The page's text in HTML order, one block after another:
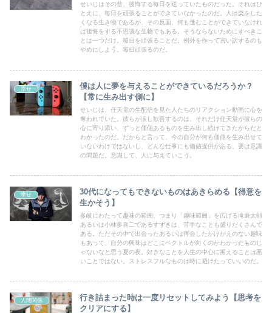
せいじはその昔、後悔する毎日を送っていたものだった。それはひ
とえに、毎日を頑張ることができていなかったのだ。人は楽をした
くなる生き物であるが、その反面、何も進むことができていなけれ
ば後悔をする不思議な生物でもある。そうならないためにすべきこ
とは一つだけ。毎日を頑張ることだ。例外を作って言い訳するのも
やめにしよう。毎日頑張るのだ。
幸せ
僕は人に夢を与えることができているだろうか？
【常に生み出す側に】
せいじは、任天堂の生配信を見た人たちのリアクション動画に心を
奪われていた。彼らが涙し歓喜するのは、それだけ任天堂が彼らの
心に寄り添い、ずっと価値あるものを生み出し続けてきたからだと
わかったのだ。だからと言って、今の自分が何も価値を生み出せて
いないわけではないし、どんな仕事にも価値提供がある。要は意識
の問題だ。意識して、人に与えていこう。
幸せ
30代になってもできないものはあきらめる【得意を
生かそう】
多岐にわたって趣味の範囲、つまり「趣味範囲」を広げる滝廉太郎
あるいは小林多喜二であるすずきは、苦手なことも盛りだくさんで
ある。ただその中で出会ったあるいは再会したかけがえのない趣味
もあって、自分の興味はどこにベクトルが向くのかわかったものじ
ゃないなと思う夏の夜。好きなことを人生の中心に据えることは悪
いことではない。ストレスフルなものは時に避けたっていいのだ。
人間関係
行き詰まった時は一度リセットしてみよう【思考を
クリアにする】